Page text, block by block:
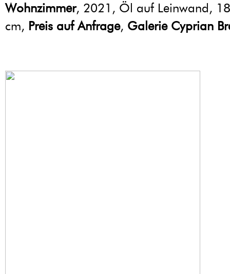
Wohnzimmer, 2021, Öl auf Leinwand,
cm, Preis auf Anfrage, Galerie Cyprian